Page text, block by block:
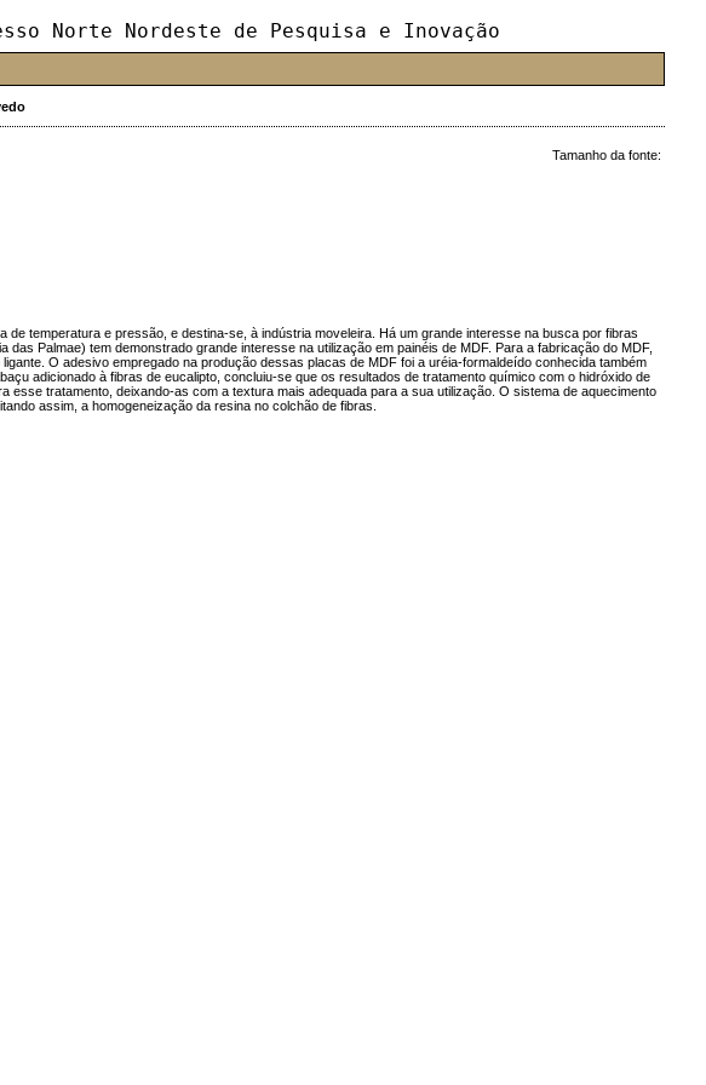
Norte Nordeste de Pesquisa e Inovação
Tamanho da fonte:
temperatura e pressão, e destina-se, à indústria moveleira. Há um grande interesse na busca por fibras
Palmae) tem demonstrado grande interesse na utilização em painéis de MDF. Para a fabricação do MDF,
O adesivo empregado na produção dessas placas de MDF foi a uréia-formaldeído conhecida também
adicionado à fibras de eucalipto, concluiu-se que os resultados de tratamento químico com o hidróxido de
tratamento, deixando-as com a textura mais adequada para a sua utilização. O sistema de aquecimento
assim, a homogeneização da resina no colchão de fibras.